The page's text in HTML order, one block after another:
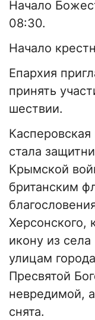
Начало
08:30.
Начало
Епархия
принять
шествии.
стала
Крымской
британским
Херсонского,
икону из
улицам
Пресвятой
невредимой,
снята.